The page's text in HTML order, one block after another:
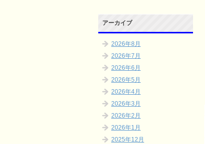
アーカイブ
2026年8月
2026年7月
2026年6月
2026年5月
2026年4月
2026年3月
2026年2月
2026年1月
2025年12月